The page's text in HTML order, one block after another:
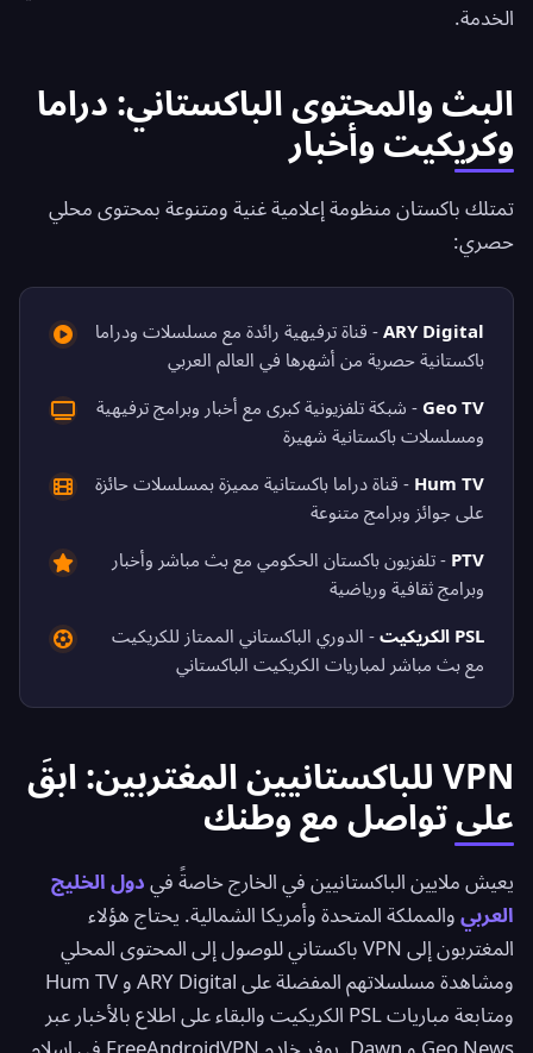
الخدمة.
البث والمحتوى الباكستاني: دراما
وكريكيت وأخبار
تمتلك باكستان منظومة إعلامية غنية ومتنوعة بمحتوى محلي
حصري:
ARY Digital - قناة ترفيهية رائدة مع مسلسلات ودراما
باكستانية حصرية من أشهرها في العالم العربي
Geo TV - شبكة تلفزيونية كبرى مع أخبار وبرامج ترفيهية
ومسلسلات باكستانية شهيرة
Hum TV - قناة دراما باكستانية مميزة بمسلسلات حائزة
على جوائز وبرامج متنوعة
PTV - تلفزيون باكستان الحكومي مع بث مباشر وأخبار
وبرامج ثقافية ورياضية
PSL الكريكيت
- الدوري الباكستاني الممتاز للكريكيت
مع بث مباشر لمباريات الكريكيت الباكستاني
VPN للباكستانيين المغتربين: ابقَ
على تواصل مع وطنك
يعيش ملايين الباكستانيين في الخارج خاصةً في دول الخليج
العربي والمملكة المتحدة وأمريكا الشمالية. يحتاج هؤلاء
المغتربون إلى VPN باكستاني للوصول إلى المحتوى المحلي
ومشاهدة مسلسلاتهم المفضلة على ARY Digital و Hum TV
ومتابعة مباريات PSL الكريكيت والبقاء على اطلاع بالأخبار عبر